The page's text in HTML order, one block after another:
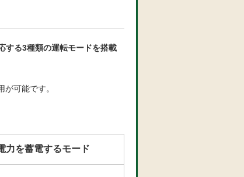
する3種類の運転モードを搭載
可能です。
力を蓄電するモード